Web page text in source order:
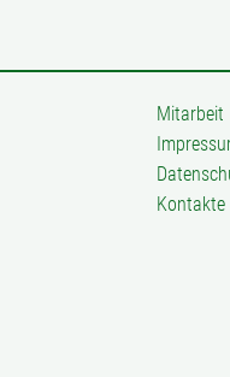
Mitarbeit
Kontakte